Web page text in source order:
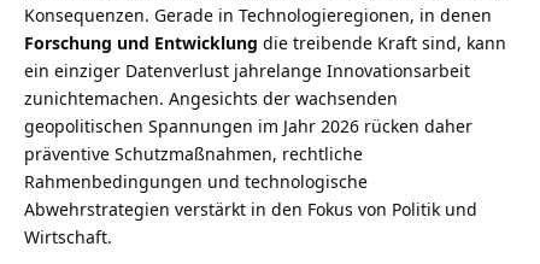
Konsequenzen. Gerade in Technologieregionen, in denen
Forschung und Entwicklung die treibende Kraft sind, kann
ein einziger Datenverlust jahrelange Innovationsarbeit
zunichtemachen. Angesichts der wachsenden
geopolitischen Spannungen im Jahr 2026 rücken daher
präventive Schutzmaßnahmen, rechtliche
Rahmenbedingungen und technologische
Abwehrstrategien verstärkt in den Fokus von Politik und
Wirtschaft.